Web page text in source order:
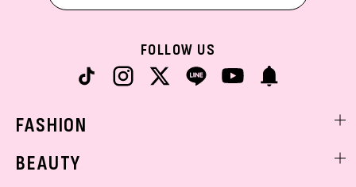
FOLLOW US
FASHION
BEAUTY